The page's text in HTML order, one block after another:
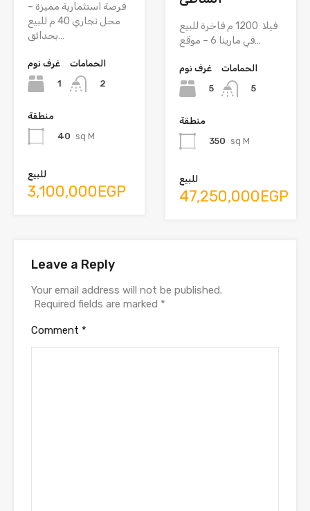
فرصة استثمارية مميزة –
محل تجاري 40 م للبيع
بحدائق…
غرف نوم
1
الحمامات
2
منطقة
40 sq M
للبيع
3,100,000EGP
فيلا 1200 م فاخرة للبيع
في مارينا 6 – موقع…
غرف نوم
5
الحمامات
5
منطقة
350 sq M
للبيع
47,250,000EGP
Leave a Reply
Your email address will not be published.
Required fields are marked *
Comment *